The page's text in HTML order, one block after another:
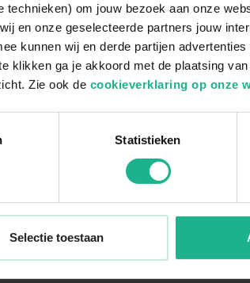
om jouw bezoek aan onze
en onze geselecteerde partners jouw
kunnen wij en derde partijen
klikken ga je akkoord met de plaatsing
Zie ook de cookieverklaring op onze
Statistieken
Selectie toestaan